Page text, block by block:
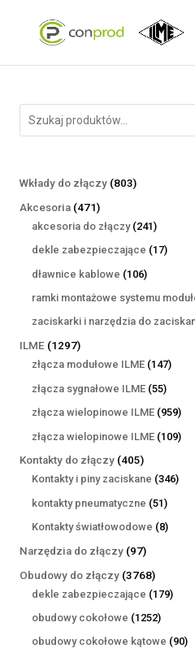
Wkłady do złączy 803803
Akcesoria 471471
produktów
akcesoria do złączy 241241
dekle zabezpieczające 1717
dławnice kablowe 106106
produktów
ramki montażowe systemu
zaciskarki i narzędzia do
ILME 12971297
produktów
złącza modułowe ILME 147147
złącza sygnałowe ILME 5555
złącza wielopinowe ILME 959959
złącza wielopinowe ILME 109109
Kontakty do złączy 405405
produktów
Kontakty i piny zaciskane 346346
kontakty pneumatyczne 5151
Kontakty światłowodowe 88
Narzędzia do złączy 9797
produktów
Obudowy do złączy 37683768
dekle zabezpieczające 179179
obudowy cokołowe 12521252
produkty
obudowy cokołowe kątowe 9090